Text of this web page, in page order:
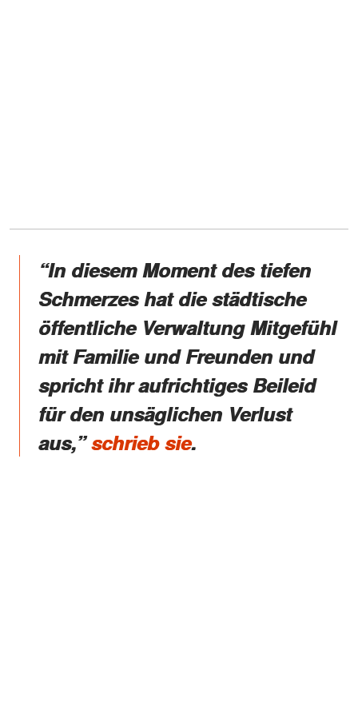
“In diesem Moment des tiefen
Schmerzes hat die städtische
öffentliche Verwaltung Mitgefühl
mit Familie und Freunden und
spricht ihr aufrichtiges Beileid
für den unsäglichen Verlust
aus,”schrieb sie.